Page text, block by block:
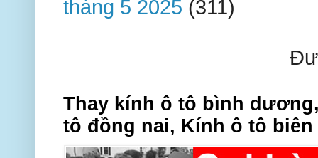
tháng 5 2025 (311)
Thay kính ô tô bình
tô đồng nai, Kính ô tô biên